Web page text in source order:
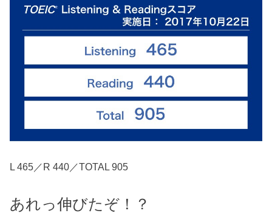
L 465／R 440／TOTAL 905
あれっ伸びたぞ！？